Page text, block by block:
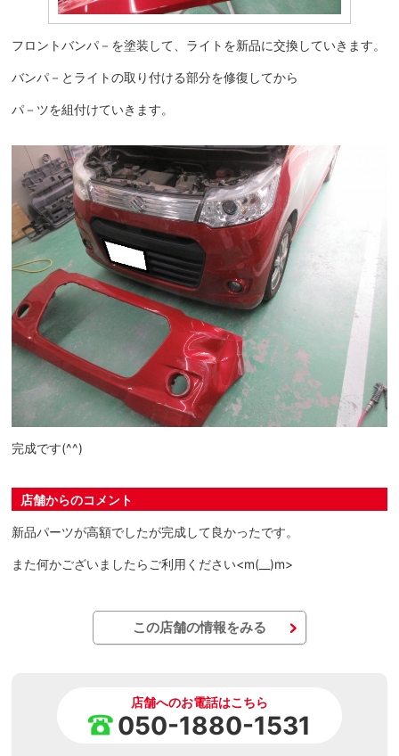
フロントバンパ－を塗装して、ライトを新品に交換していきます。
バンパ－とライトの取り付ける部分を修復してから
パ－ツを組付けていきます。
完成です(^^)
店舗からのコメント
新品パーツが高額でしたが完成して良かったです。
また何かございましたらご利用ください<m(__)m>
この店舗の情報をみる
店舗へのお電話はこちら
050-1880-1531